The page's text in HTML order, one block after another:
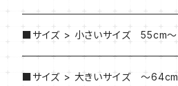
■サイズ > 小さいサイズ 55cm～
■サイズ > 大きいサイズ ～64cm